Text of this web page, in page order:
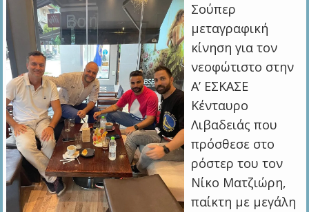
Σούπερ
μεταγραφική
κίνηση για τον
νεοφώτιστο στην
Α’ ΕΣΚΑΣΕ
Κένταυρο
Λιβαδειάς που
πρόσθεσε στο
ρόστερ του τον
Νίκο Ματζιώρη,
παίκτη με μεγάλη